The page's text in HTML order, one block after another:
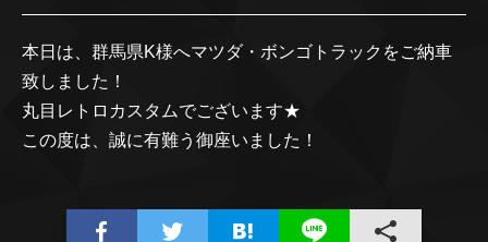
本日は、群馬県K様へマツダ・ボンゴトラックをご納車
致しました！
丸目レトロカスタムでございます★
この度は、誠に有難う御座いました！